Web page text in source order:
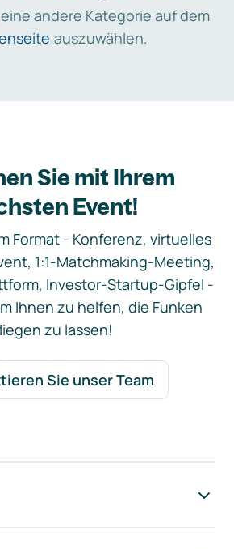
andere Kategorie auf dem
auszuwählen.
Sie mit Ihrem
Event!
Format - Konferenz, virtuelles
1:1-Matchmaking-Meeting,
Investor-Startup-Gipfel -
Ihnen zu helfen, die Funken
zu lassen!
Sie unser Team